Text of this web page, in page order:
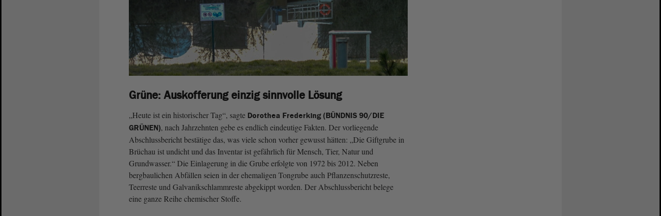
Grüne: Auskofferung einzig sinnvolle Lösung
„Heute ist ein historischer Tag“, sagte Dorothea Frederking (BÜNDNIS 90/DIE
GRÜNEN), nach Jahrzehnten gebe es endlich eindeutige Fakten. Der vorliegende
Abschlussbericht bestätige das, was viele schon vorher gewusst hätten: „Die Giftgrube in
Brüchau ist undicht und das Inventar ist gefährlich für Mensch, Tier, Natur und
Grundwasser.“ Die Einlagerung in die Grube erfolgte von 1972 bis 2012. Neben
bergbaulichen Abfällen seien in der ehemaligen Tongrube auch Pflanzenschutzreste,
Teerreste und Galvanikschlammreste abgekippt worden. Der Abschlussbericht belege
eine ganze Reihe chemischer Stoffe.